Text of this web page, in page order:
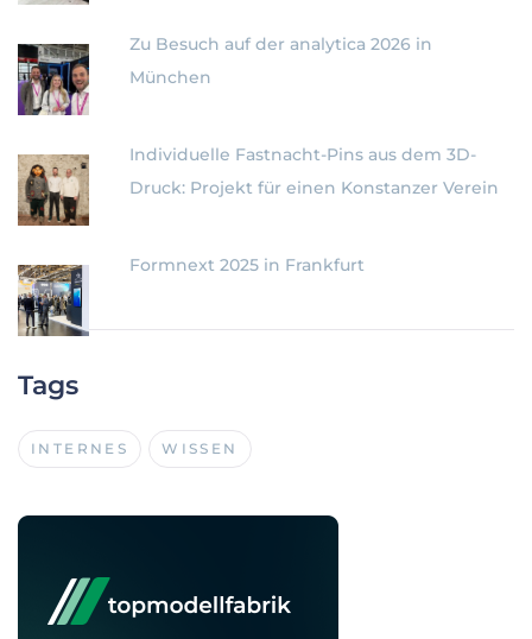
Zu Besuch auf der analytica 2026 in
München
Individuelle Fastnacht-Pins aus dem 3D-
Druck: Projekt für einen Konstanzer Verein
Formnext 2025 in Frankfurt
Tags
INTERNES WISSEN